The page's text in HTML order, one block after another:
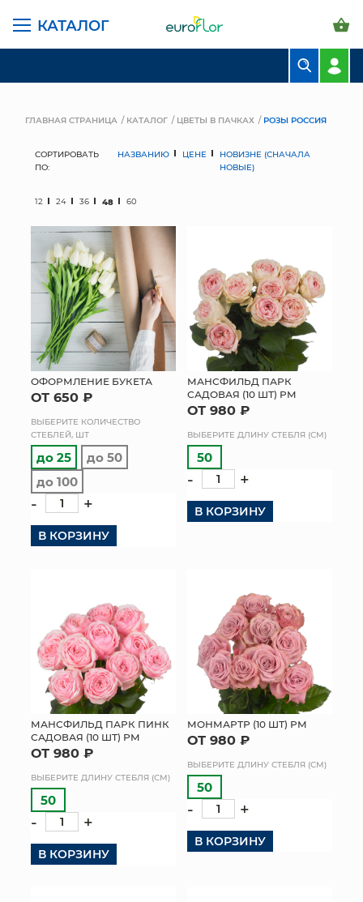
КАТАЛОГ
ГОРШКИ И КАШПО
ГРУНТЫ И УДОБРЕНИЯ
ПРЕДМЕТЫ ИНТЕРЬЕРА
ВАЗЫ
МЯГКИЕ ИГРУШКИ
ЯЩИКИ
СУНДУКИ
ПОДАРОЧНЫЕ КАРТЫ
ТОРГОВЫЙ ЦЕНТР
ОПТОВЫМ КЛИЕНТАМ
ДОСТАВКА И ОПЛАТА
ГЛАВНАЯ СТРАНИЦА КАТАЛОГ ЦВЕТЫ В ПАЧКАХ РОЗЫ РОССИЯ
СОРТИРОВАТЬ
ПО:
НАЗВАНИЮ ЦЕНЕ
НОВИЗНЕ (СНАЧАЛА
НОВЫЕ)
12 24 36 48 60
ОФОРМЛЕНИЕ БУКЕТА
ОТ 650 ₽
ВЫБЕРИТЕ КОЛИЧЕСТВО
СТЕБЛЕЙ, ШТ
до 25
до 50
до 100
- +
В КОРЗИНУ
МАНСФИЛЬД ПАРК
САДОВАЯ (10 ШТ) РМ
ОТ 980 ₽
ВЫБЕРИТЕ ДЛИНУ СТЕБЛЯ (СМ)
50
- +
В КОРЗИНУ
МАНСФИЛЬД ПАРК ПИНК
САДОВАЯ (10 ШТ) РМ
ОТ 980 ₽
ВЫБЕРИТЕ ДЛИНУ СТЕБЛЯ (СМ)
50
- +
В КОРЗИНУ
МОНМАРТР (10 ШТ) РМ
ОТ 980 ₽
ВЫБЕРИТЕ ДЛИНУ СТЕБЛЯ (СМ)
50
- +
В КОРЗИНУ